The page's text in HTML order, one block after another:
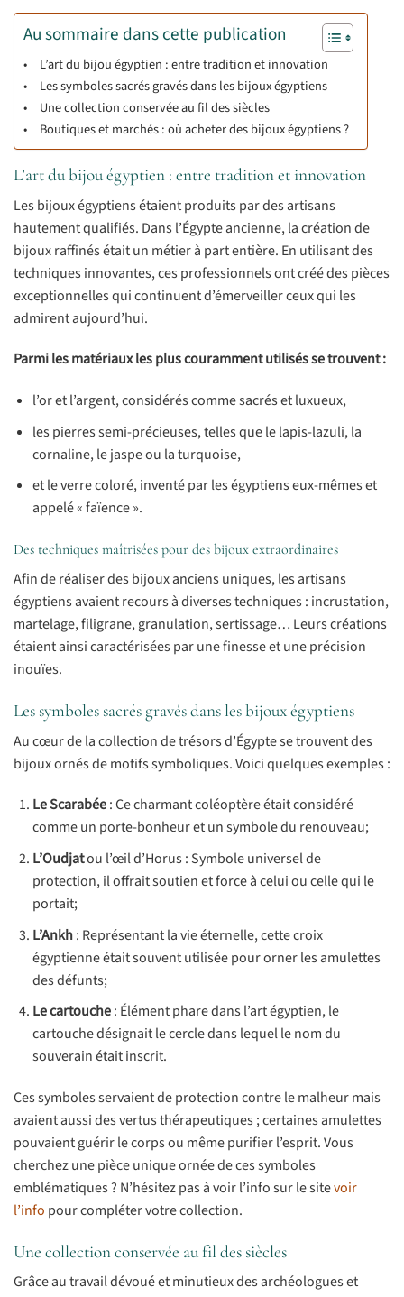
Au sommaire dans cette publication
L’art du bijou égyptien : entre tradition et innovation
Les symboles sacrés gravés dans les bijoux égyptiens
Une collection conservée au fil des siècles
Boutiques et marchés : où acheter des bijoux égyptiens ?
L’art du bijou égyptien : entre tradition et innovation
Les bijoux égyptiens étaient produits par des artisans
hautement qualifiés. Dans l’Égypte ancienne, la création de
bijoux raffinés était un métier à part entière. En utilisant des
techniques innovantes, ces professionnels ont créé des pièces
exceptionnelles qui continuent d’émerveiller ceux qui les
admirent aujourd’hui.
Parmi les matériaux les plus couramment utilisés se trouvent :
l’or et l’argent, considérés comme sacrés et luxueux,
les pierres semi-précieuses, telles que le lapis-lazuli, la
cornaline, le jaspe ou la turquoise,
et le verre coloré, inventé par les égyptiens eux-mêmes et
appelé « faïence ».
Des techniques maîtrisées pour des bijoux extraordinaires
Afin de réaliser des bijoux anciens uniques, les artisans
égyptiens avaient recours à diverses techniques : incrustation,
martelage, filigrane, granulation, sertissage… Leurs créations
étaient ainsi caractérisées par une finesse et une précision
inouïes.
Les symboles sacrés gravés dans les bijoux égyptiens
Au cœur de la collection de trésors d’Égypte se trouvent des
bijoux ornés de motifs symboliques. Voici quelques exemples :
Le Scarabée: Ce charmant coléoptère était considéré
comme un porte-bonheur et un symbole du renouveau;
L’Oudjatou l’œil d’Horus : Symbole universel de
protection, il offrait soutien et force à celui ou celle qui le
portait;
L’Ankh: Représentant la vie éternelle, cette croix
égyptienne était souvent utilisée pour orner les amulettes
des défunts;
Le cartouche: Élément phare dans l’art égyptien, le
cartouche désignait le cercle dans lequel le nom du
souverain était inscrit.
Ces symboles servaient de protection contre le malheur mais
avaient aussi des vertus thérapeutiques ; certaines amulettes
pouvaient guérir le corps ou même purifier l’esprit. Vous
cherchez une pièce unique ornée de ces symboles
emblématiques ? N’hésitez pas à voir l’info sur le sitevoir
l’info pour compléter votre collection.
Une collection conservée au fil des siècles
Grâce au travail dévoué et minutieux des archéologues et